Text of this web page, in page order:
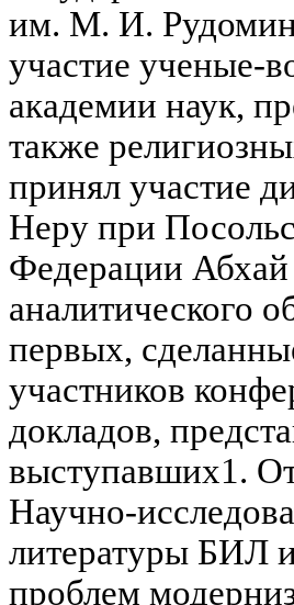
им. М. И.
участие ученые-
академии наук,
также
принял участие
Неру при
Федерации Абхай
аналитического
первых,
участников
докладов,
выступавших1.
Научно-
литературы БИЛ
проблем